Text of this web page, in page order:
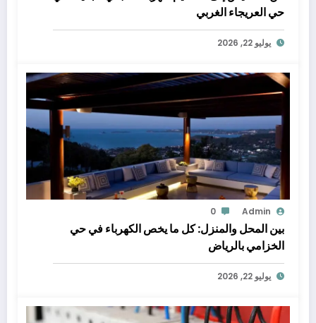
حي العريجاء الغربي
يوليو 22, 2026
Admin
0
بين المحل والمنزل: كل ما يخص الكهرباء في حي
الخزامي بالرياض
يوليو 22, 2026